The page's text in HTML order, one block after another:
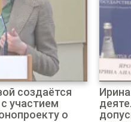
создаётся
участием
о